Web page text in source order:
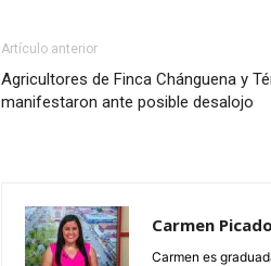
Artículo anterior
Agricultores de Finca Chánguena y
manifestaron ante posible desalojo
Carmen Picado
Carmen es